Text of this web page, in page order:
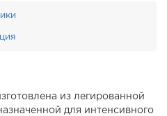
из легированной
для интенсивного